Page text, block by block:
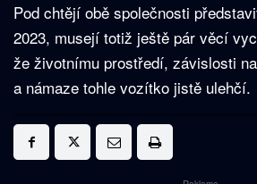
Pod chtějí obě společnosti
2023, musejí totiž ještě pár věcí
že životnímu prostředí, závislosti
a námaze tohle vozítko jistě ulehčí.